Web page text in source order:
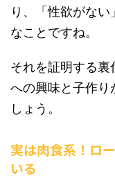
り、「性欲がな
なことですね。
それを証明する
への興味と子作り
しょう。
実は肉食系！ロ
いる